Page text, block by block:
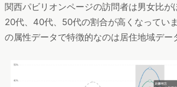
関西パビリオンページの訪問者は男女比が
20代、40代、50代の割合が高くなってい
の属性データで特徴的なのは居住地域デー